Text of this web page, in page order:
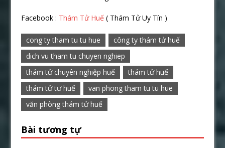
Facebook : Thám Tử Huế ( Thám Tử Uy Tín )
cong ty tham tu tu hue
công ty thám tử huế
dich vu tham tu chuyen nghiep
thám tử chuyên nghiệp huế
thám tử huế
thám tử tư huế
van phong tham tu tu hue
văn phòng thám tử huế
Bài tương tự